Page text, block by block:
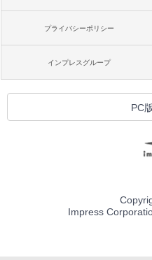
プライバシーポリシー
インプレスグループ
PC
Impress